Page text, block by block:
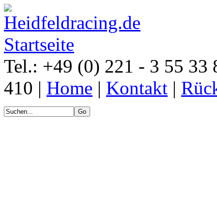
Tel.: +49 (0) 221 - 3 55 33
410 | Home | Kontakt |